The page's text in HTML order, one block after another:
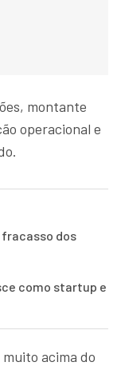
montante
operacional e
fracasso dos
como startup e
acima do